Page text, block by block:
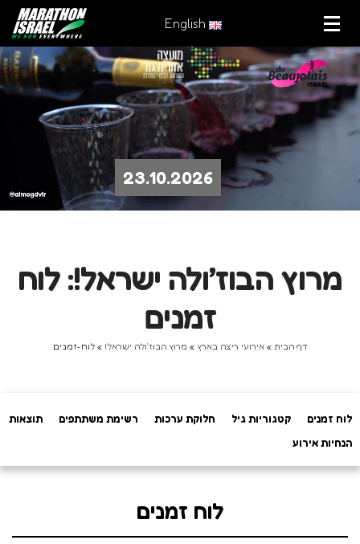
English
23.10.2026
מרוץ הבוז׳ולה ישראל!: לוח
זמנים
דף הבית »אירועי ריצה בארץ » מרוץ הבוז׳ולה ישראל! »לוח-זמנים
לוח זמנים קטגוריות גיל חלוקת ערכות רשימת משתתפים
תוצאות
הנחיות אירוע
לוח זמנים